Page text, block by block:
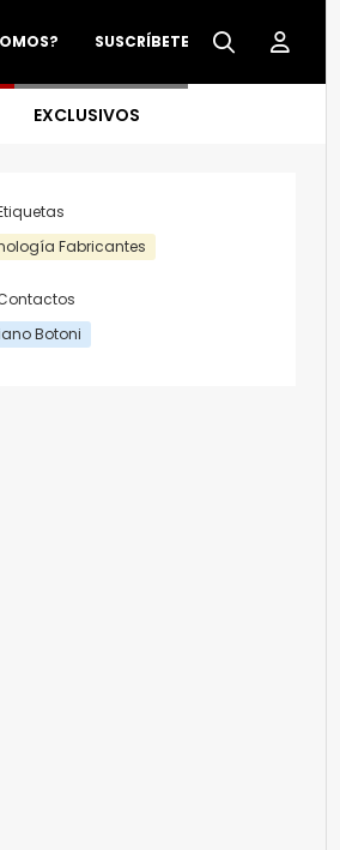
SUSCRÍBETE
EXCLUSIVOS
Fabricantes
Botoni